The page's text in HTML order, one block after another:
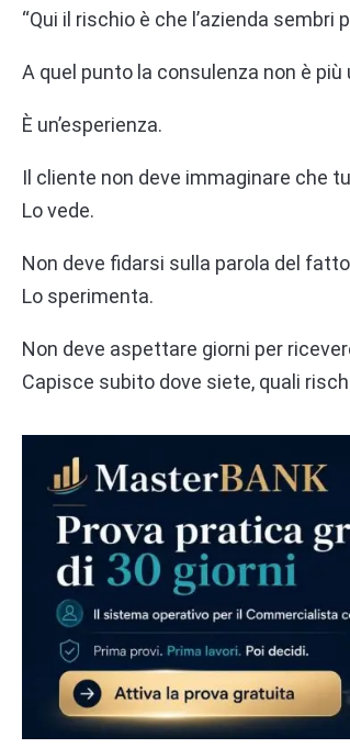
“Qui il rischio è che l’azienda sembri
A quel punto la consulenza non è più
È un’esperienza.
Il cliente non deve immaginare che
Lo vede.
Non deve fidarsi sulla parola del
Lo sperimenta.
Non deve aspettare giorni per
Capisce subito dove siete, quali